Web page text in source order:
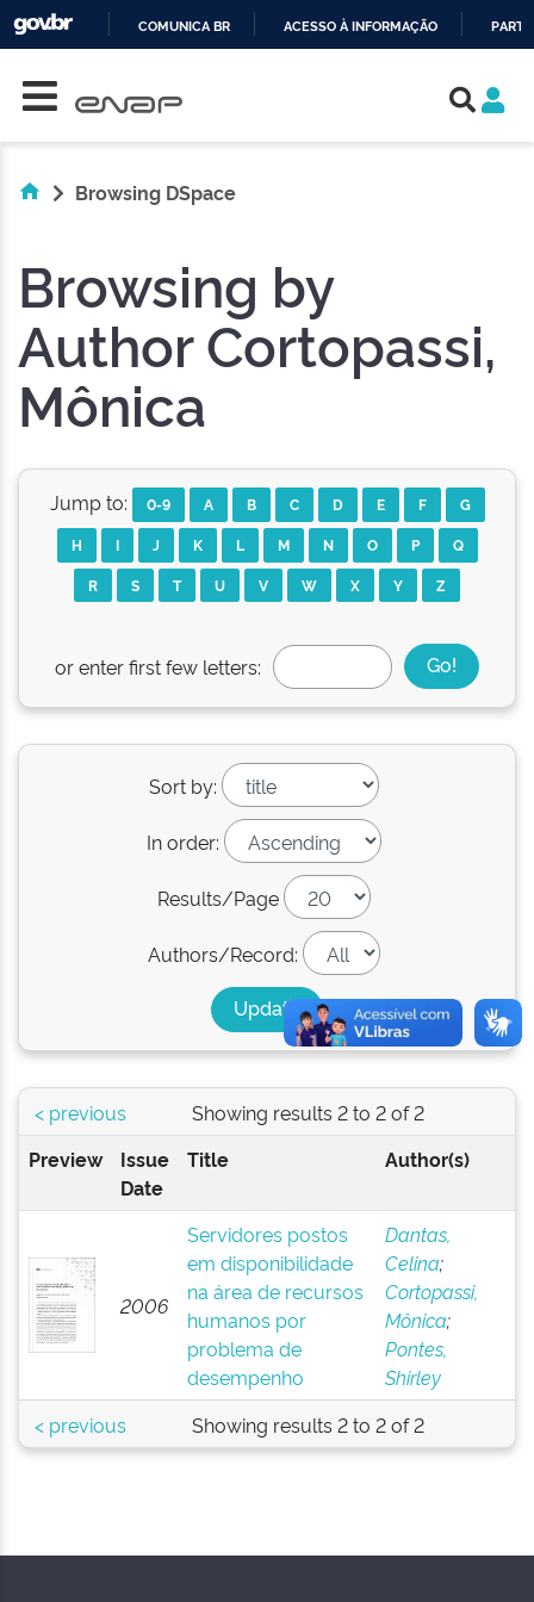
COMUNICA BR ACESSO À INFORMAÇÃO
Browsing DSpace
Browsing by
Author Cortopassi,
Mônica
Jump to: 0-9 A B C D E F
G
H
I J K L M N O P
Q
R
S T U V W X Y Z
or enter first few letters:
Sort by:
In order:
Results/Page
Authors/Record:
Showing results 2 to 2 of 2
< previous
Preview
Issue
Date
Title Author(s)
2006
Servidores postos
em disponibilidade
na área de recursos
humanos por
problema de
desempenho
Dantas,
Celina;
Cortopassi,
Mônica;
Pontes,
Shirley
Showing results 2 to 2 of 2
< previous